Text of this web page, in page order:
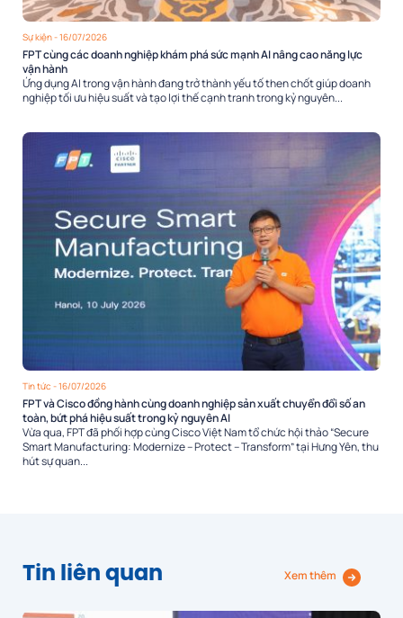
Sự kiện- 16/07/2026
FPT cùng các doanh nghiệp khám phá sức mạnh AI nâng cao năng lực
vận hành
Ứng dụng AI trong vận hành đang trở thành yếu tố then chốt giúp doanh
nghiệp tối ưu hiệu suất và tạo lợi thế cạnh tranh trong kỷ nguyên...
Tin tức - 16/07/2026
FPT và Cisco đồng hành cùng doanh nghiệp sản xuất chuyển đổi số an
toàn, bứt phá hiệu suất trong kỷ nguyên AI
Vừa qua, FPT đã phối hợp cùng Cisco Việt Nam tổ chức hội thảo “Secure
Smart Manufacturing: Modernize – Protect – Transform” tại Hưng Yên, thu
hút sự quan...
Tin liên quan Xem thêm